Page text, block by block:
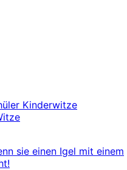
Kinderwitze
sie einen Igel mit einem